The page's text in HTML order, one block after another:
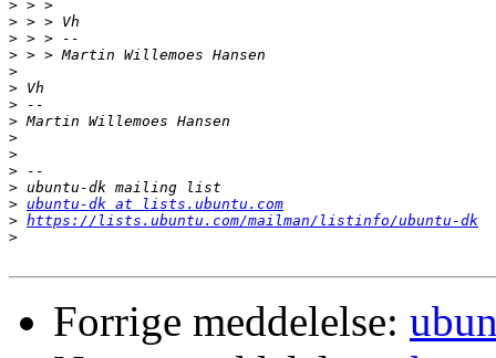
>
>
>
>
>
>
>
>
>
>
>
>
> ubuntu-dk at lists.ubuntu.com
> https://lists.ubuntu.com/mailman/listinfo/ubuntu-dk
>
Forrige meddelelse: